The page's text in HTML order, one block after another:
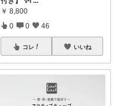
￥ 8,800
0 0 46
コレ いいね